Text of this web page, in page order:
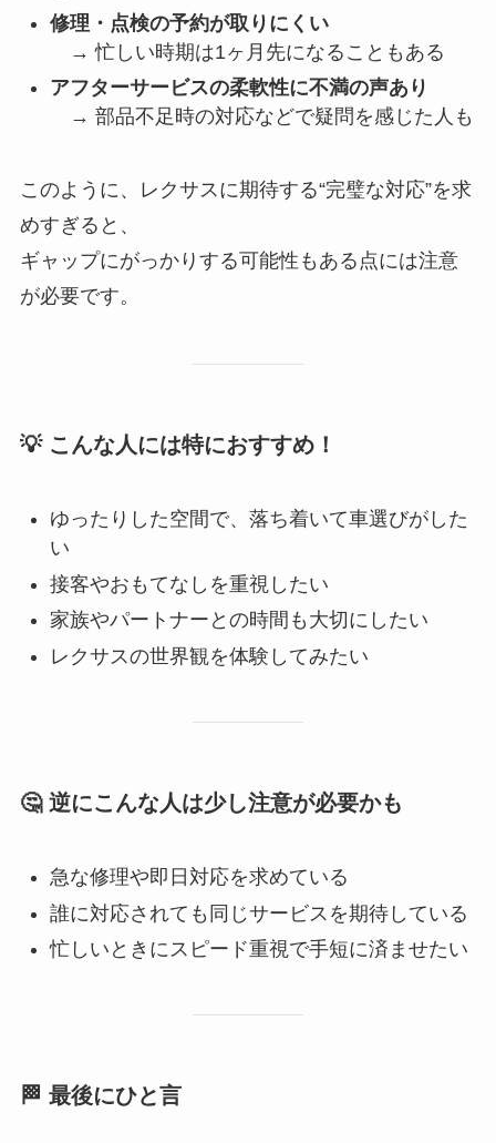
修理・点検の予約が取りにくい
→ 忙しい時期は1ヶ月先になることもある
アフターサービスの柔軟性に不満の声あり
→ 部品不足時の対応などで疑問を感じた人も
このように、レクサスに期待する“完璧な対応”を求
めすぎると、
ギャップにがっかりする可能性もある点には注意
が必要です。
💡 こんな人には特におすすめ！
ゆったりした空間で、落ち着いて車選びがした
い
接客やおもてなしを重視したい
家族やパートナーとの時間も大切にしたい
レクサスの世界観を体験してみたい
🤔 逆にこんな人は少し注意が必要かも
急な修理や即日対応を求めている
誰に対応されても同じサービスを期待している
忙しいときにスピード重視で手短に済ませたい
🏁 最後にひと言